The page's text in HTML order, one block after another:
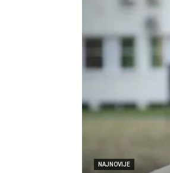
NAJNOVIJE